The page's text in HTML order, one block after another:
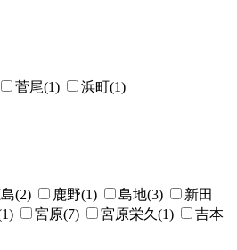
菅尾(1) 浜町(1)
(2) 鹿野(1) 島地(3)
新田
宮原(7) 宮原栄久(1)
吉本